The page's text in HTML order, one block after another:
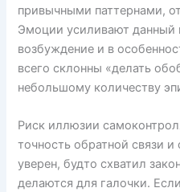
привычными паттернами,
Эмоции усиливают данный
возбуждение и в
всего склонны «делать
небольшому количеству
Риск иллюзии
точность обратной связи
уверен, будто схватил
делаются для галочки.